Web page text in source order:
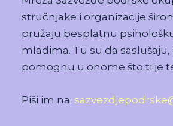
stručnjake i organizacije
pružaju besplatnu
mladima. Tu su da saslušaju,
pomognu u onome što ti je
Piši im na: